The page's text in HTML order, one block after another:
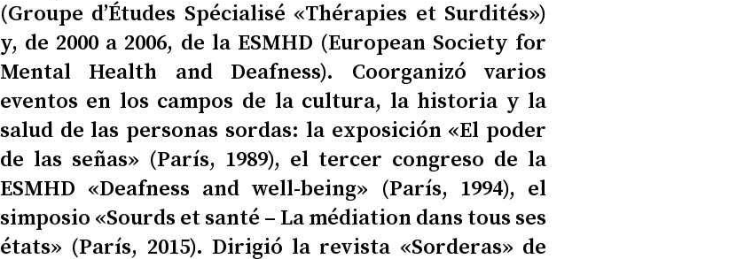
(Groupe d’Études Spécialisé «Thérapies et Surdités»)
y, de 2000 a 2006, de la ESMHD (European Society for
Mental Health and Deafness). Coorganizó varios
eventos en los campos de la cultura, la historia y la
salud de las personas sordas: la exposición «El poder
de las señas» (París, 1989), el tercer congreso de la
ESMHD «Deafness and well-being» (París, 1994), el
simposio «Sourds et santé – La médiation dans tous ses
états» (París, 2015). Dirigió la revista «Sorderas» de